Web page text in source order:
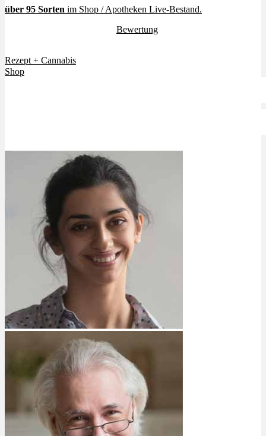
Studien
Bewertungen
News
App
Newsletter
Services
Ärzte Service
Rezept Service
über 95 Sorten im Shop / Apotheken Live-Bestand.
Bewertung
Rezept + Cannabis
Shop